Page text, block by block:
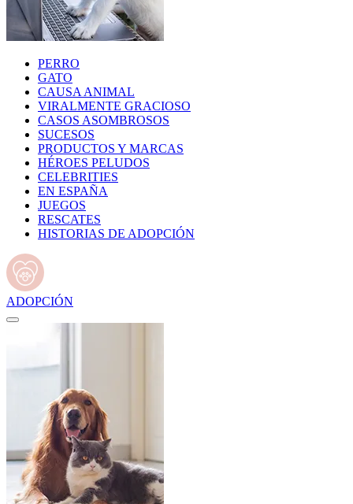
PERRO
GATO
CAUSA ANIMAL
VIRALMENTE GRACIOSO
CASOS ASOMBROSOS
SUCESOS
PRODUCTOS Y MARCAS
HÉROES PELUDOS
CELEBRITIES
EN ESPAÑA
JUEGOS
RESCATES
HISTORIAS DE ADOPCIÓN
ADOPCIÓN